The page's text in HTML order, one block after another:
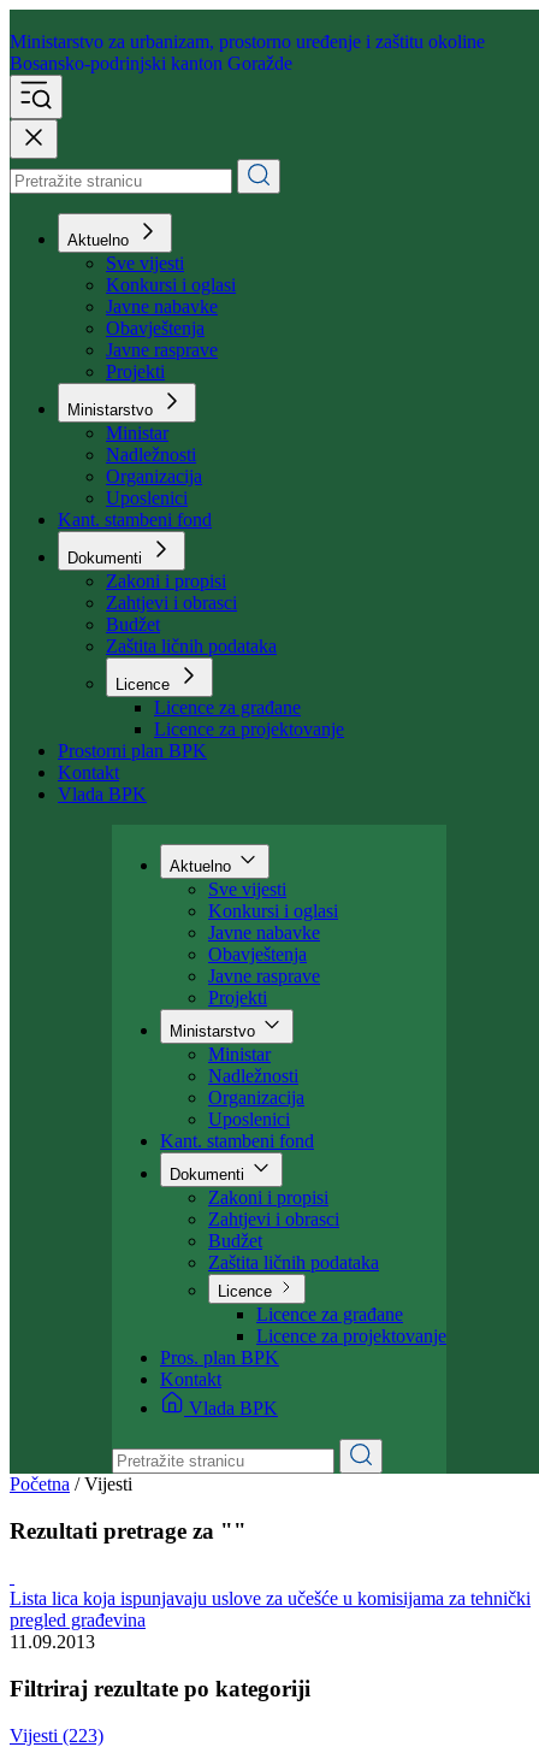
Ministarstvo za urbanizam,
Bosansko-podrinjski kanton Goražde
Aktuelno
Sve vijesti
Konkursi i oglasi
Javne nabavke
Obavještenja
Javne rasprave
Projekti
Ministarstvo
Ministar
Nadležnosti
Organizacija
Uposlenici
Kant. stambeni fond
Dokumenti
Zakoni i propisi
Zahtjevi i obrasci
Budžet
Zaštita ličnih podataka
Licence
Vlada BPK
Aktuelno
Sve vijesti
Konkursi i oglasi
Javne nabavke
Obavještenja
Javne rasprave
Projekti
Ministarstvo
Ministar
Nadležnosti
Organizacija
Uposlenici
Kant. stambeni fond
Dokumenti
Zakoni i propisi
Zahtjevi i obrasci
Budžet
Zaštita ličnih podataka
Licence
Licence za projektovanje
Pros. plan BPK
Kontakt
Vlada BPK
Vijesti
Rezultati pretrage za ""